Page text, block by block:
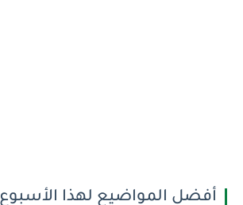
أفضل المواضيع لهذا الأسبوع